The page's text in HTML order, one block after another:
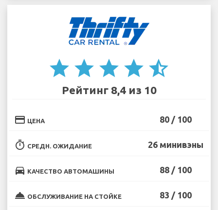
star star star star star_half
Рейтинг 8,4 из 10
credit_card ЦЕНА 80 / 100
timer СРЕДН. ОЖИДАНИЕ 26 минивэны
directions_car КАЧЕСТВО АВТОМАШИНЫ 88 / 100
room_service ОБСЛУЖИВАНИЕ НА СТОЙКЕ 83 / 100